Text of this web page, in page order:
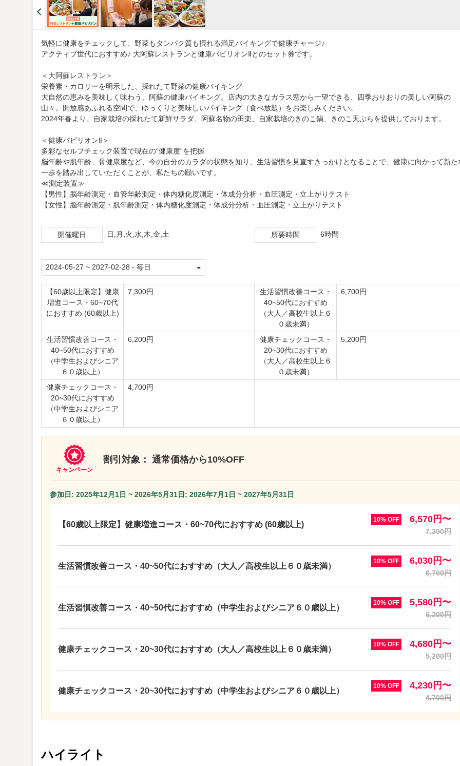
気軽に健康をチェックして、野菜もタンパク質も摂れる満足バイキングで健康チャージ♪
アクティブ世代におすすめ♪ 大阿蘇レストランと健康パビリオンⅡとのセット券です。
＜大阿蘇レストラン＞
栄養素・カロリーを明示した、採れたて野菜の健康バイキング
大自然の恵みを美味しく味わう、阿蘇の健康バイキング。店内の大きなガラス窓から一望できる、四季おりおりの美しい阿蘇の
山々。開放感あふれる空間で、ゆっくりと美味しいバイキング（食べ放題）をお楽しみください。
2024年春より、自家栽培の採れたて新鮮サラダ、阿蘇名物の田楽、自家栽培のきのこ鍋、きのこ天ぷらを提供しております。
＜健康パビリオンⅡ＞
多彩なセルフチェック装置で現在の“健康度”を把握
脳年齢や肌年齢、骨健康度など、今の自分のカラダの状態を知り、生活習慣を見直すきっかけとなることで、健康に向かって新た
一歩を踏み出していただくことが、私たちの願いです。
≪測定装置≫
【男性】脳年齢測定・血管年齢測定・体内糖化度測定・体成分分析・血圧測定・立上がりテスト
【女性】脳年齢測定・肌年齢測定・体内糖化度測定・体成分分析・血圧測定・立上がりテスト
開催曜日 日,月,火,水,木,金,土 所要時間 6時間
【60歳以上限定】健康
増進コース・60~70代
におすすめ (60歳以上)
7,300円
生活習慣改善コース・
40~50代におすすめ
（大人／高校生以上６
０歳未満）
6,700円
生活習慣改善コース・
40~50代におすすめ
（中学生およびシニア
６０歳以上）
6,200円
健康チェックコース・
20~30代におすすめ
（大人／高校生以上６
０歳未満）
5,200円
健康チェックコース・
20~30代におすすめ
（中学生およびシニア
６０歳以上）
4,700円
キャンペーン
割引対象： 通常価格から10%OFF
参加日: 2025年12月1日 ~ 2026年5月31日; 2026年7月1日 ~ 2027年5月31日
【60歳以上限定】健康増進コース・60~70代におすすめ (60歳以上)
10% OFF 6,570円〜
7,300円
生活習慣改善コース・40~50代におすすめ（大人／高校生以上６０歳未満）
10% OFF 6,030円〜
6,700円
生活習慣改善コース・40~50代におすすめ（中学生およびシニア６０歳以上）
10% OFF 5,580円〜
6,200円
健康チェックコース・20~30代におすすめ（大人／高校生以上６０歳未満）
10% OFF 4,680円〜
5,200円
健康チェックコース・20~30代におすすめ（中学生およびシニア６０歳以上）
10% OFF 4,230円〜
4,700円
ハイライト